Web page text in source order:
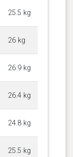
25.5 kg
26 kg
26.9 kg
26.4 kg
24.8 kg
25.5 kg